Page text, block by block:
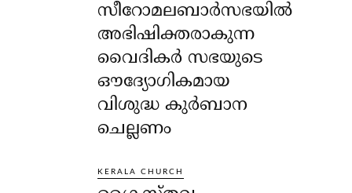
സീറോമലബാർസഭയിൽ
അഭിഷിക്തരാകുന്ന
വൈദികർ സഭയുടെ
ഔദ്യോഗികമായ
വിശുദ്ധ കുർബാന
ചെല്ലണം
KERALA CHURCH